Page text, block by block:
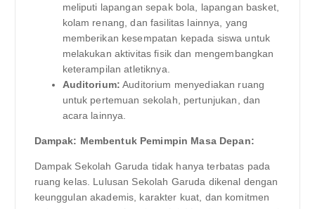
meliputi lapangan sepak bola, lapangan basket,
kolam renang, dan fasilitas lainnya, yang
memberikan kesempatan kepada siswa untuk
melakukan aktivitas fisik dan mengembangkan
keterampilan atletiknya.
Auditorium: Auditorium menyediakan ruang
untuk pertemuan sekolah, pertunjukan, dan
acara lainnya.
Dampak: Membentuk Pemimpin Masa Depan:
Dampak Sekolah Garuda tidak hanya terbatas pada
ruang kelas. Lulusan Sekolah Garuda dikenal dengan
keunggulan akademis, karakter kuat, dan komitmen